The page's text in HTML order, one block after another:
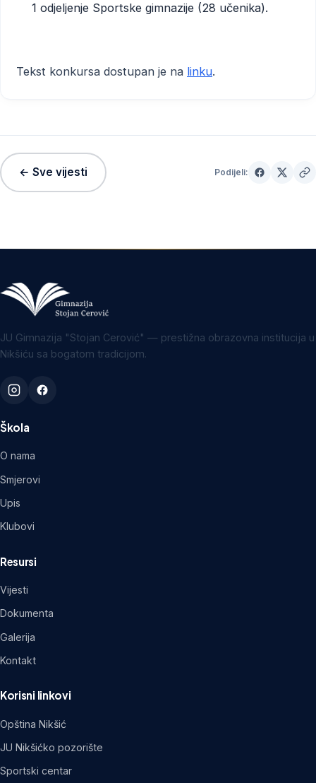
1 odjeljenje Sportske gimnazije (28 učenika).
Tekst konkursa dostupan je na linku.
← Sve vijesti Podijeli:
JU Gimnazija "Stojan Cerović" — prestižna obrazovna institucija u
Nikšiću sa bogatom tradicijom.
Škola
O nama
Smjerovi
Upis
Klubovi
Resursi
Vijesti
Dokumenta
Galerija
Kontakt
Korisni linkovi
Opština Nikšić
JU Nikšićko pozorište
Sportski centar